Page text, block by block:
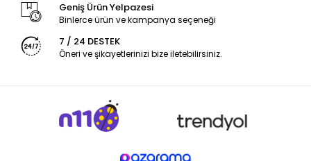
Geniş Ürün Yelpazesi
Binlerce ürün ve kampanya seçeneği
7 / 24 DESTEK
Öneri ve şikayetlerinizi bize iletebilirsiniz.